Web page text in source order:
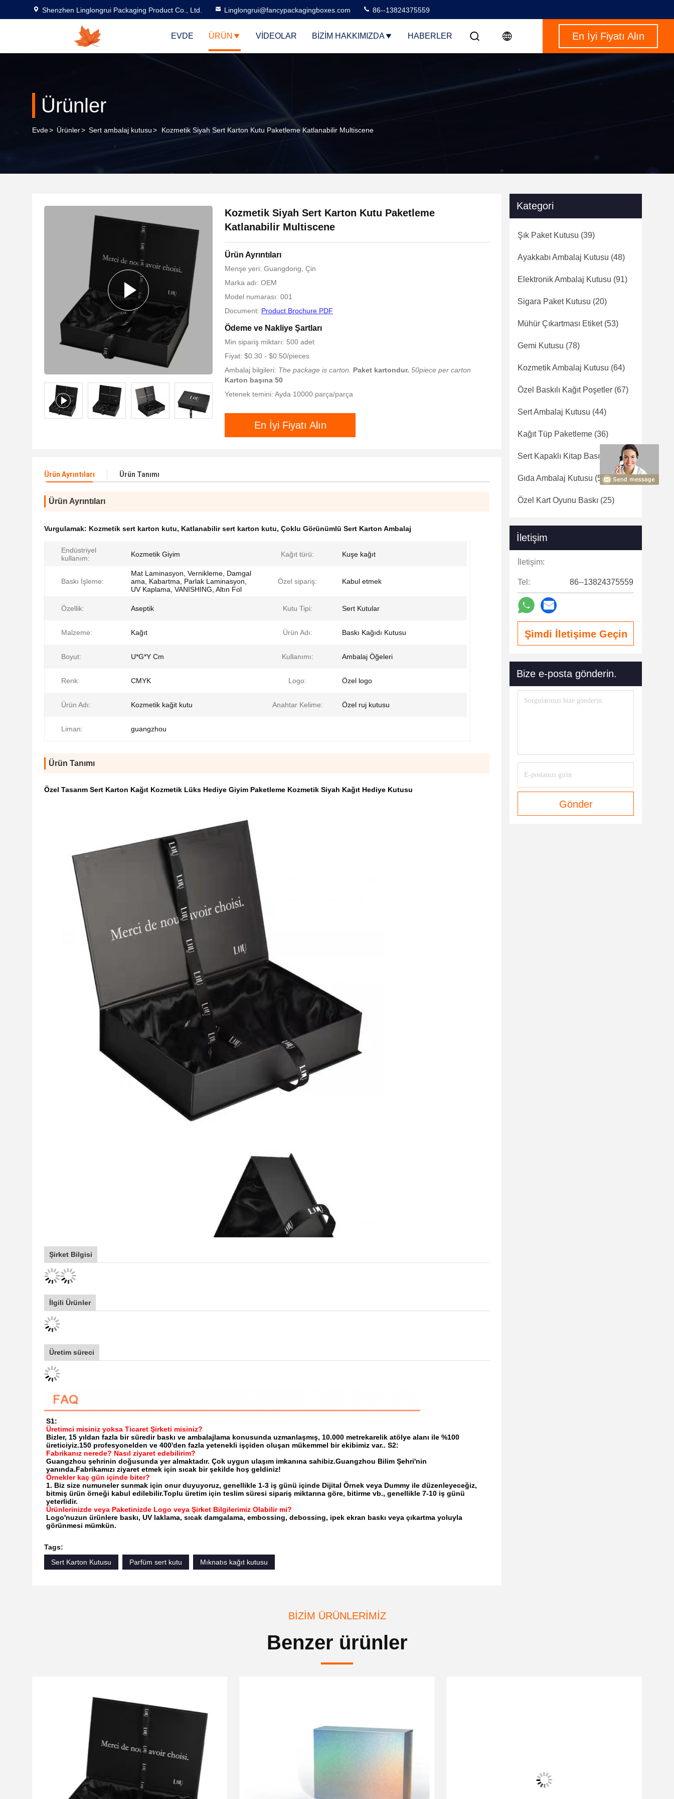
Mesaj bırakın
Sizi yakında arayacağız!
Shenzhen Linglongrui Packaging Product Co., Ltd. Linglongrui@fancypackagingboxes.com 86--13824375559
EVDE ÜRÜN VIDEOLAR BIZIM HAKKIMIZDA HABERLER En İyi Fiyatı Alın
Ürünler
Evde> Ürünler> Sert ambalaj kutusu> Kozmetik Siyah Sert Karton Kutu Paketleme Katlanabilir Multiscene
Kozmetik Siyah Sert Karton Kutu Paketleme
Katlanabilir Multiscene
Ürün Ayrıntıları
Menşe yeri: Guangdong, Çin
Marka adı: OEM
Model numarası: 001
Document: Product Brochure PDF
Ödeme ve Nakliye Şartları
Min sipariş miktarı: 500 adet
Fiyat: $0.30 - $0.50/pieces
Ambalaj bilgileri: The package is carton. Paket kartondur. 50piece per carton
Karton başına 50
Yetenek temini: Ayda 10000 parça/parça
En İyi Fiyatı Alın
Ürün Ayrıntıları Ürün Tanımı
Ürün Ayrıntıları
Vurgulamak: Kozmetik sert karton kutu, Katlanabilir sert karton kutu, Çoklu Görünümlü Sert Karton Ambalaj
Endüstriyel
kullanım:
Kozmetik Giyim Kağıt türü: Kuşe kağıt
Baskı İşleme:
Mat Laminasyon, Vernikleme, Damgal
ama, Kabartma, Parlak Laminasyon,
UV Kaplama, VANISHING, Altın Fol
Özel sipariş: Kabul etmek
Özellik: Aseptik Kutu Tipi: Sert Kutular
Malzeme: Kağıt Ürün Adı: Baskı Kağıdı Kutusu
Boyut: U*G*Y Cm Kullanımı: Ambalaj Öğeleri
Renk: CMYK Logo: Özel logo
Ürün Adı: Kozmetik kağit kutu Anahtar Kelime: Özel ruj kutusu
Liman: guangzhou
Ürün Tanımı
Özel Tasarım Sert Karton Kağıt Kozmetik Lüks Hediye Giyim Paketleme Kozmetik Siyah Kağıt Hediye Kutusu
Şirket Bilgisi
İlgili Ürünler
Üretim süreci
S1:
Üretimci misiniz yoksa Ticaret Şirketi misiniz?
Bizler, 15 yıldan fazla bir süredir baskı ve ambalajlama konusunda uzmanlaşmış, 10.000 metrekarelik atölye alanı ile %100
üreticiyiz.150 profesyonelden ve 400'den fazla yetenekli işçiden oluşan mükemmel bir ekibimiz var.. S2:
Fabrikanız nerede? Nasıl ziyaret edebilirim?
Guangzhou şehrinin doğusunda yer almaktadır. Çok uygun ulaşım imkanına sahibiz.Guangzhou Bilim Şehri'nin
yanında.Fabrikamızı ziyaret etmek için sıcak bir şekilde hoş geldiniz!
Örnekler kaç gün içinde biter?
1. Biz size numuneler sunmak için onur duyuyoruz, genellikle 1-3 iş günü içinde Dijital Örnek veya Dummy ile düzenleyeceğiz,
bitmiş ürün örneği kabul edilebilir.Toplu üretim için teslim süresi sipariş miktarına göre, bitirme vb., genellikle 7-10 iş günü
yeterlidir.
Ürünlerinizde veya Paketinizde Logo veya Şirket Bilgilerimiz Olabilir mi?
Logo'nuzun ürünlere baskı, UV laklama, sıcak damgalama, embossing, debossing, ipek ekran baskı veya çıkartma yoluyla
görünmesi mümkün.
Tags:
Sert Karton Kutusu
Parfüm sert kutu Mıknatıs kağıt kutusu
Kategori
Şık Paket Kutusu (39)
Ayakkabı Ambalaj Kutusu (48)
Elektronik Ambalaj Kutusu (91)
Sigara Paket Kutusu (20)
Mühür Çıkartması Etiket(53)
Gemi Kutusu (78)
Kozmetik Ambalaj Kutusu (64)
Özel Baskılı Kağıt Poşetler (67)
Sert Ambalaj Kutusu (44)
Kağıt Tüp Paketleme (36)
Sert Kapaklı Kitap Basımı (31)
Gıda Ambalaj Kutusu (59)
Özel Kart Oyunu Baskı (25)
İletişim
İletişim:
Tel: 86--13824375559
Şimdi İletişime Geçin
Bize e-posta gönderin.
Gönder
BIZIM ÜRÜNLERIMIZ
Benzer ürünler